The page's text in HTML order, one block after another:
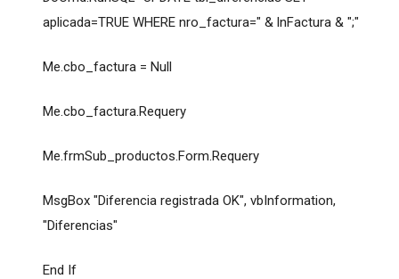
aplicada=TRUE WHERE nro_factura=" & lnFactura & ";"
Me.cbo_factura = Null
Me.cbo_factura.Requery
Me.frmSub_productos.Form.Requery
MsgBox "Diferencia registrada OK", vbInformation,
"Diferencias"
End If